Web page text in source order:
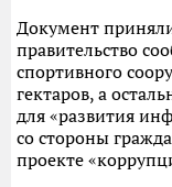
Документ
правительство
спортивного
гектаров, а
для «развития
со стороны
проекте